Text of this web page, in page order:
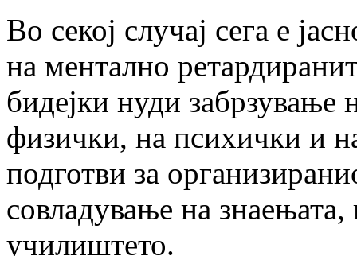
Во секој случај сега е
на ментално
бидејки нуди забрзување
физички, на психички и
подготви за
совладување на
училиштето.